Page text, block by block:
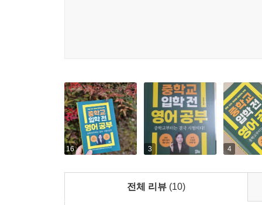
저자는 연세대학교에서 영문학 석사학위를 받
법학전문대학원에 진학해 변호사 시험에 합격하
외우는 방법을 일곱 가지 단계로 나누어 상세히 알
또 영어 교사로 일한 경험에서 내신 시험을 준비
플래너(다이어리)를 반드시 갖춰야 한다는 점,
곳곳에 담겨 있다.
16 3 4
전체 리뷰 (10)